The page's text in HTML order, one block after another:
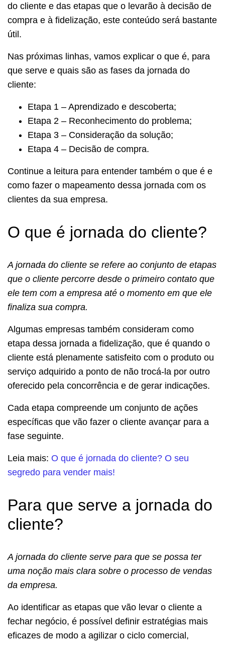
do cliente e das etapas que o levarão à decisão de
compra e à fidelização, este conteúdo será bastante
útil.
Nas próximas linhas, vamos explicar o que é, para
que serve e quais são as fases da jornada do
cliente:
Etapa 1 – Aprendizado e descoberta;
Etapa 2 – Reconhecimento do problema;
Etapa 3 – Consideração da solução;
Etapa 4 – Decisão de compra.
Continue a leitura para entender também o que é e
como fazer o mapeamento dessa jornada com os
clientes da sua empresa.
O que é jornada do cliente?
A jornada do cliente se refere ao conjunto de etapas
que o cliente percorre desde o primeiro contato que
ele tem com a empresa até o momento em que ele
finaliza sua compra.
Algumas empresas também consideram como
etapa dessa jornada a fidelização, que é quando o
cliente está plenamente satisfeito com o produto ou
serviço adquirido a ponto de não trocá-la por outro
oferecido pela concorrência e de gerar indicações.
Cada etapa compreende um conjunto de ações
específicas que vão fazer o cliente avançar para a
fase seguinte.
Leia mais: O que é jornada do cliente? O seu
segredo para vender mais!
Para que serve a jornada do
cliente?
A jornada do cliente serve para que se possa ter
uma noção mais clara sobre o processo de vendas
da empresa.
Ao identificar as etapas que vão levar o cliente a
fechar negócio, é possível definir estratégias mais
eficazes de modo a agilizar o ciclo comercial,